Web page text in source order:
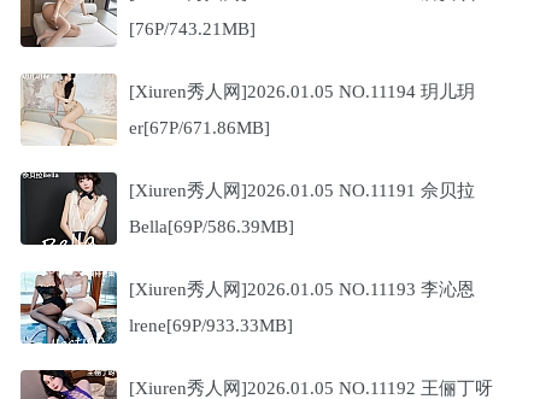
[76P/743.21MB]
[Xiuren秀人网]2026.01.05 NO.11194 玥儿玥
er[67P/671.86MB]
[Xiuren秀人网]2026.01.05 NO.11191 佘贝拉
Bella[69P/586.39MB]
[Xiuren秀人网]2026.01.05 NO.11193 李沁恩
lrene[69P/933.33MB]
[Xiuren秀人网]2026.01.05 NO.11192 王俪丁呀